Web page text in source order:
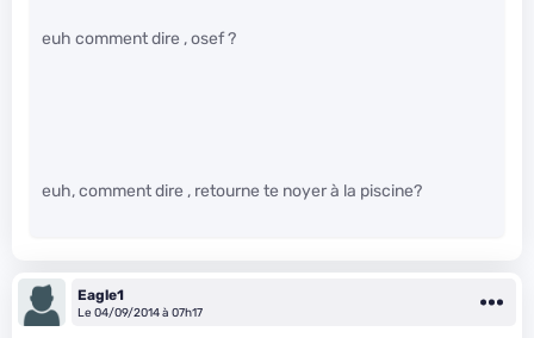
euh comment dire , osef ?
euh, comment dire , retourne te noyer à la piscine?
Eagle1
Le 04/09/2014 à 07h17